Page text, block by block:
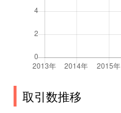
取引数推移